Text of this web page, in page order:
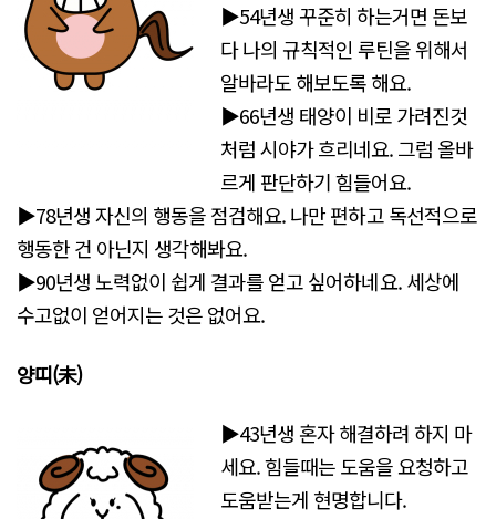
▶54년생 꾸준히 하는거면 돈보
다 나의 규칙적인 루틴을 위해서
알바라도 해보도록 해요.
▶66년생 태양이 비로 가려진것
처럼 시야가 흐리네요. 그럼 올바
르게 판단하기 힘들어요.
▶78년생 자신의 행동을 점검해요. 나만 편하고 독선적으로
행동한 건 아닌지 생각해봐요.
▶90년생 노력없이 쉽게 결과를 얻고 싶어하네요. 세상에
수고없이 얻어지는 것은 없어요.
양띠(未)
▶43년생 혼자 해결하려 하지 마
세요. 힘들때는 도움을 요청하고
도움받는게 현명합니다.